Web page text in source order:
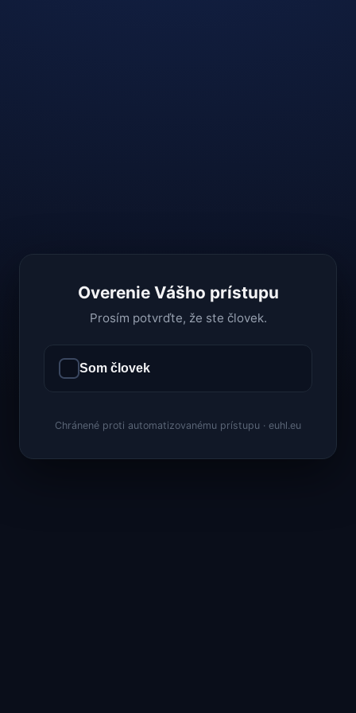
Overenie Vášho prístupu
Prosím potvrďte, že ste človek.
Som človek
Chránené proti automatizovanému prístupu · euhl.eu